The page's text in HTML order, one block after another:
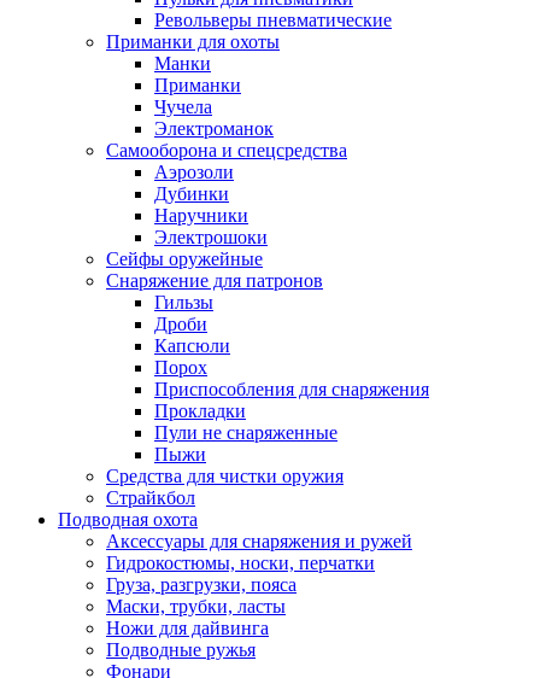
Револьверы пневматические
Приманки для охоты
Манки
Приманки
Чучела
Электроманок
Самооборона и спецсредства
Аэрозоли
Дубинки
Наручники
Электрошоки
Сейфы оружейные
Снаряжение для патронов
Гильзы
Дроби
Капсюли
Порох
Приспособления для снаряжения
Прокладки
Пули не снаряженные
Пыжи
Средства для чистки оружия
Страйкбол
Подводная охота
Аксессуары для снаряжения и ружей
Гидрокостюмы, носки, перчатки
Груза, разгрузки, пояса
Маски, трубки, ласты
Ножи для дайвинга
Подводные ружья
Фонари